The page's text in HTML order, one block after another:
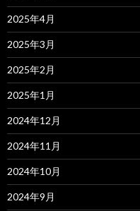
2025年4月
2025年3月
2025年2月
2025年1月
2024年12月
2024年11月
2024年10月
2024年9月